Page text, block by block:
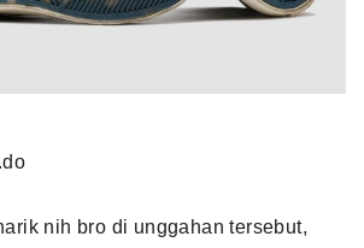
nih bro di unggahan tersebut,